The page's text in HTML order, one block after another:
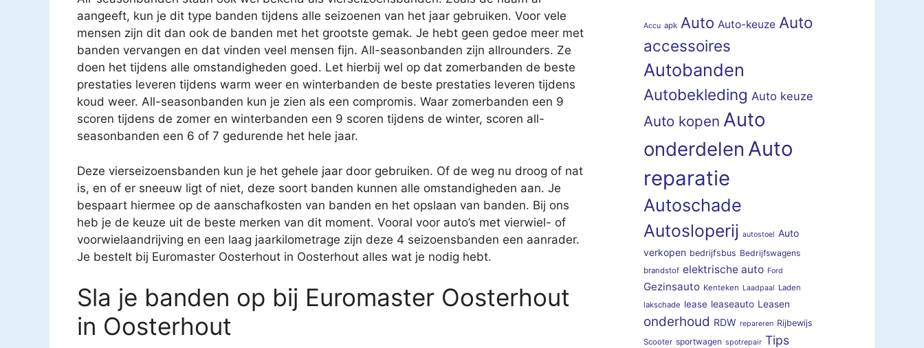
aangeeft, kun je dit type banden tijdens alle seizoenen van het jaar gebruiken. Voor vele
mensen zijn dit dan ook de banden met het grootste gemak. Je hebt geen gedoe meer met
banden vervangen en dat vinden veel mensen fijn. All-seasonbanden zijn allrounders. Ze
doen het tijdens alle omstandigheden goed. Let hierbij wel op dat zomerbanden de beste
prestaties leveren tijdens warm weer en winterbanden de beste prestaties leveren tijdens
koud weer. All-seasonbanden kun je zien als een compromis. Waar zomerbanden een 9
scoren tijdens de zomer en winterbanden een 9 scoren tijdens de winter, scoren all-
seasonbanden een 6 of 7 gedurende het hele jaar.
Deze vierseizoensbanden kun je het gehele jaar door gebruiken. Of de weg nu droog of nat
is, en of er sneeuw ligt of niet, deze soort banden kunnen alle omstandigheden aan. Je
bespaart hiermee op de aanschafkosten van banden en het opslaan van banden. Bij ons
heb je de keuze uit de beste merken van dit moment. Vooral voor auto’s met vierwiel- of
voorwielaandrijving en een laag jaarkilometrage zijn deze 4 seizoensbanden een aanrader.
Je bestelt bij Euromaster Oosterhout in Oosterhout alles wat je nodig hebt.
Sla je banden op bij Euromaster Oosterhout
in Oosterhout
Accu apk Auto Auto-keuze Auto
accessoires
Autobanden
Autobekleding Auto keuze
Auto kopen Auto
onderdelen Auto
reparatie
Autoschade
Autosloperij autostoel Auto
verkopen bedrijfsbus Bedrijfswagens
brandstof elektrische auto Ford
Gezinsauto Kenteken Laadpaal Laden
lakschade lease leaseauto Leasen
onderhoud RDW repareren Rijbewijs
Scooter sportwagen spotrepair Tips